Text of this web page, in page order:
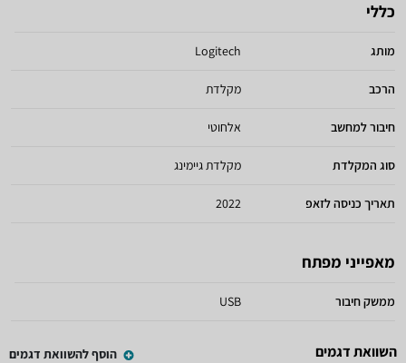
כללי
מותג Logitech
הרכב מקלדת
חיבור למחשב אלחוטי
סוג המקלדת מקלדת גיימינג
תאריך כניסה לזאפ 2022
מאפייני מפתח
ממשק חיבור USB
השוואת דגמים הוסף להשוואת דגמים